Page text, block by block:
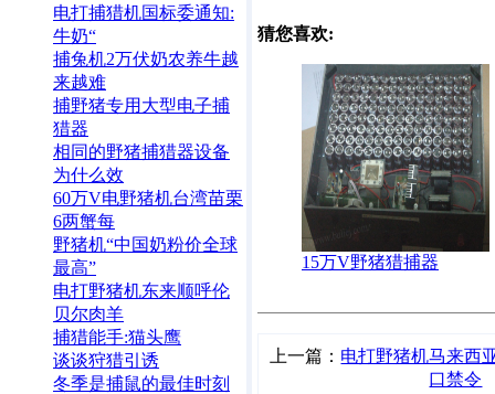
电打捕猎机国标委通知:
牛奶“
捕兔机2万伏奶农养牛越
来越难
捕野猪专用大型电子捕
猎器
相同的野猪捕猎器设备
为什么效
60万V电野猪机台湾苗栗
6两蟹每
野猪机“中国奶粉价全球
最高”
电打野猪机东来顺呼伦
贝尔肉羊
捕猎能手:猫头鹰
谈谈狩猎引诱
冬季是捕鼠的最佳时刻
猜您喜欢:
15万V野猪猎捕器
上一篇： 电打野猪机马来西
口禁令